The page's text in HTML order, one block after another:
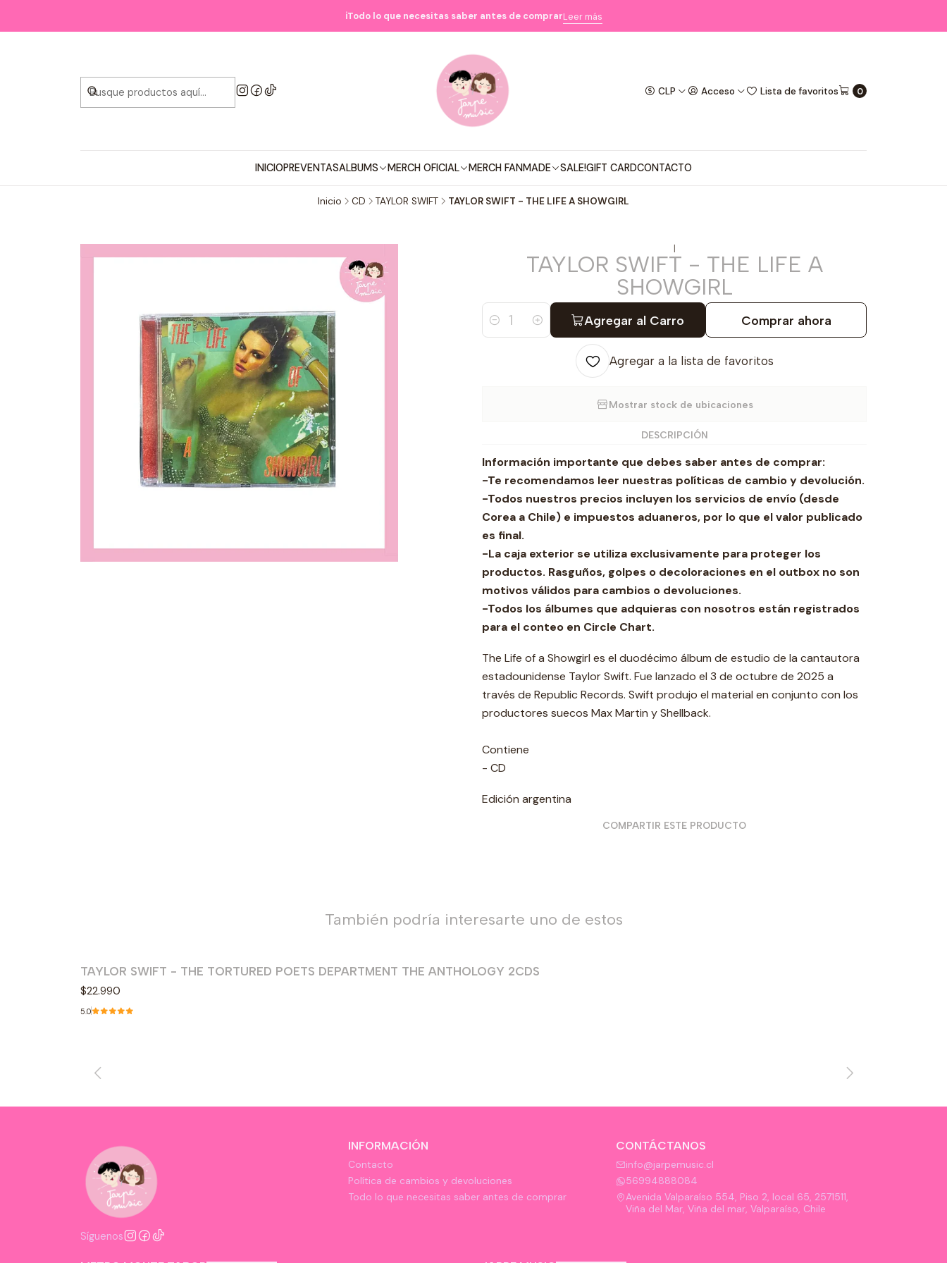
CLP Acceso Lista de favoritos 0
INICIOPREVENTASALBUMS MERCH OFICIAL MERCH FANMADE SALE!GIFT CARDCONTACTO
ℹ️Todo lo que necesitas saber antes de comprarLeer más
Inicio CD TAYLOR SWIFT TAYLOR SWIFT - THE LIFE A SHOWGIRL
|
TAYLOR SWIFT - THE LIFE A
SHOWGIRL
Cantidad
Agregar al Carro Comprar ahora
Agregar a la lista de favoritos
Mostrar stock de ubicaciones
DESCRIPCIÓN
Información importante que debes saber antes de comprar:
-Te recomendamos leer nuestras políticas de cambio y devolución.
-Todos nuestros precios incluyen los servicios de envío (desde
Corea a Chile) e impuestos aduaneros, por lo que el valor publicado
es final.
-La caja exterior se utiliza exclusivamente para proteger los
productos. Rasguños, golpes o decoloraciones en el outbox no son
motivos válidos para cambios o devoluciones.
-Todos los álbumes que adquieras con nosotros están registrados
para el conteo en Circle Chart.
The Life of a Showgirl es el duodécimo álbum de estudio de la cantautora
estadounidense Taylor Swift. Fue lanzado el 3 de octubre de 2025 a
través de Republic Records. Swift produjo el material en conjunto con los
productores suecos Max Martin y Shellback.
Contiene
- CD
Edición argentina
COMPARTIR ESTE PRODUCTO
También podría interesarte uno de estos
Agotado
TAYLOR SWIFT - THE TORTURED POETS DEPARTMENT THE ANTHOLOGY 2CDS
$22.990
5.0
Síguenos
INFORMACIÓN
Contacto
Política de cambios y devoluciones
Todo lo que necesitas saber antes de comprar
CONTÁCTANOS
info@jarpemusic.cl
56994888084
Avenida Valparaíso 554, Piso 2, local 65, 2571511,
Viña del Mar, Viña del mar, Valparaíso, Chile